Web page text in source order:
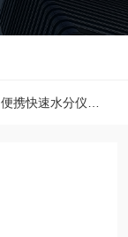
便携快速水分仪